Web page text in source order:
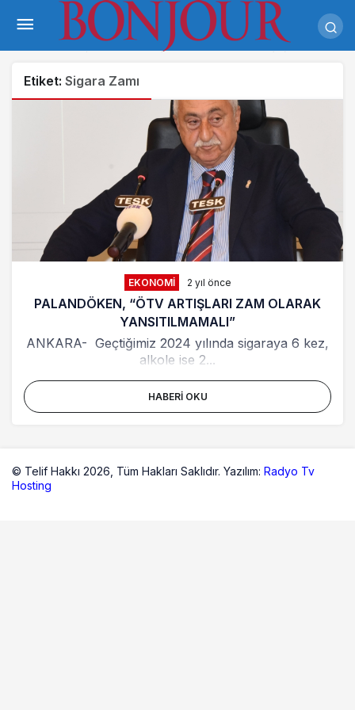
Etiket: Sigara Zamı
EKONOMI 2 yıl önce
PALANDÖKEN, “ÖTV ARTIŞLARI ZAM OLARAK
YANSITILMAMALI”
ANKARA- Geçtiğimiz 2024 yılında sigaraya 6 kez,
alkole ise 2...
HABERI OKU
© Telif Hakkı 2026, Tüm Hakları Saklıdır. Yazılım: Radyo Tv
Hosting